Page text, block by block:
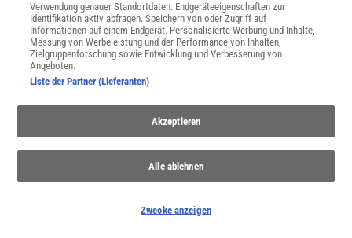
SERVICES
Newsletter
Widerruf
Verwendung genauer Standortdaten. Endgeräteeigenschaften zur
Identifikation aktiv abfragen. Speichern von oder Zugriff auf
Informationen auf einem Endgerät. Personalisierte Werbung und Inhalte,
Messung von Werbeleistung und der Performance von Inhalten,
Zielgruppenforschung sowie Entwicklung und Verbesserung von
Angeboten.
Liste der Partner (Lieferanten)
Akzeptieren
Alle ablehnen
Zwecke anzeigen